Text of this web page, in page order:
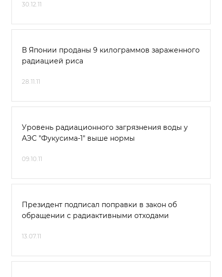
30.12.11
В Японии проданы 9 килограммов зараженного
радиацией риса
28.11.11
Уровень радиационного загрязнения воды у
АЭС "Фукусима-1" выше нормы
09.10.11
Президент подписал поправки в закон об
обращении с радиактивными отходами
13.07.11